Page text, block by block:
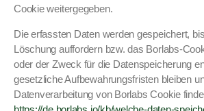
Cook­ie weit­ergegeben.
Die erfassten Dat­en wer­den gespe­ichert,
Löschung auf­fordern bzw. das Bor­labs-
oder der Zweck für die Daten­spe­icherung
geset­zliche Auf­be­wahrungs­fris­ten bleiben
Daten­ver­ar­beitung von Bor­labs Cook­ie